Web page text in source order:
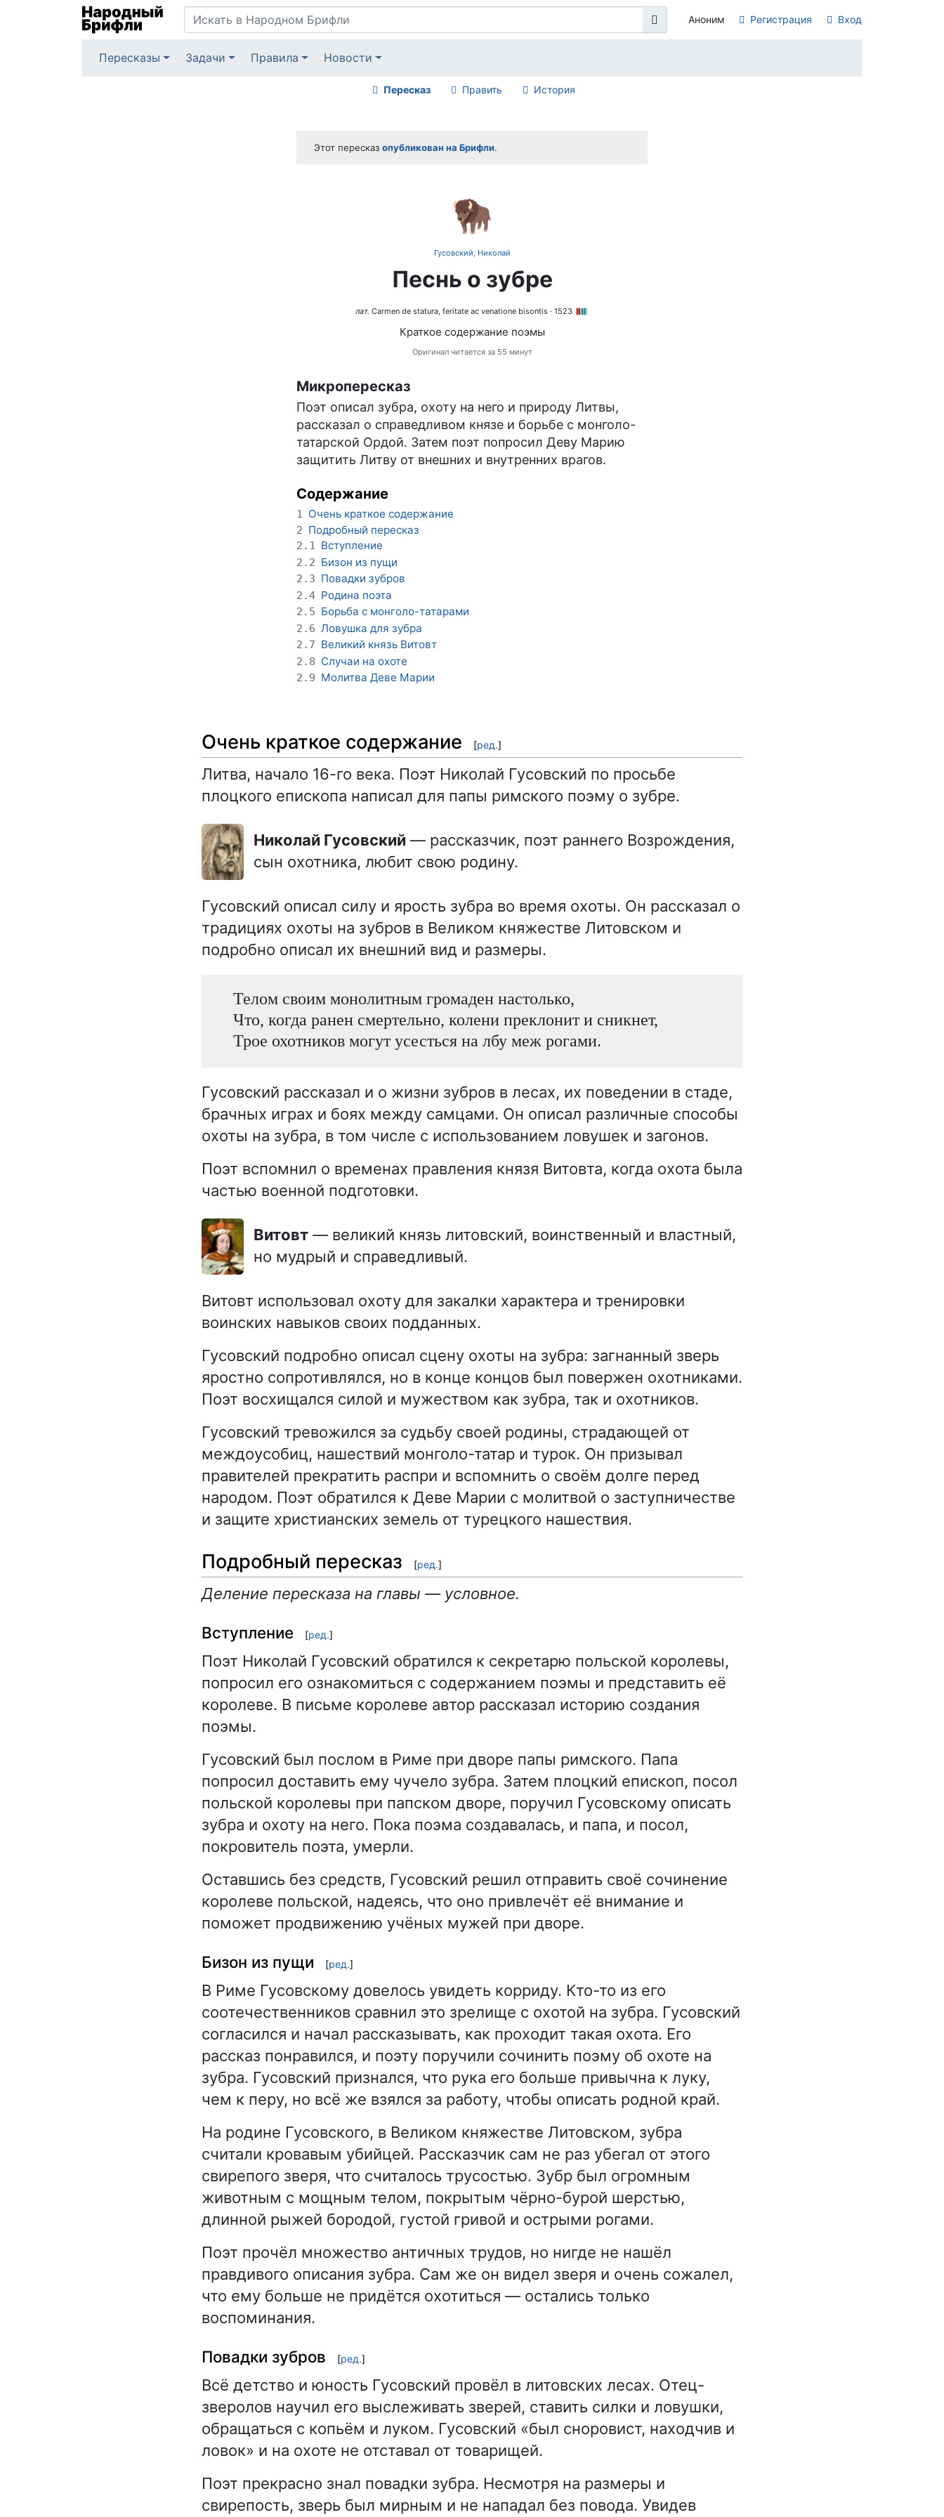
Аноним Регистрация Вход
Пересказы Задачи Правила Новости
Пересказ Править История
Этот пересказ опубликован на Брифли.
🦬
Гусовский, Николай
Песнь о зубре
лат. Carmen de statura, feritate ac venatione bisontis · 1523
Краткое содержание поэмы
Оригинал читается за 55 минут
Микропересказ
Поэт описал зубра, охоту на него и природу Литвы,
рассказал о справедливом князе и борьбе с монголо-
татарской Ордой. Затем поэт попросил Деву Марию
защитить Литву от внешних и внутренних врагов.
Содержание
1 Очень краткое содержание
2 Подробный пересказ
2.1 Вступление
2.2 Бизон из пущи
2.3 Повадки зубров
2.4 Родина поэта
2.5 Борьба с монголо-татарами
2.6 Ловушка для зубра
2.7 Великий князь Витовт
2.8 Случаи на охоте
2.9 Молитва Деве Марии
Очень краткое содержание [ред.]
Литва, начало 16-го века. Поэт Николай Гусовский по просьбе
плоцкого епископа написал для папы римского поэму о зубре.
Николай Гусовский — рассказчик, поэт раннего Возрождения,
сын охотника, любит свою родину.
Гусовский описал силу и ярость зубра во время охоты. Он рассказал о
традициях охоты на зубров в Великом княжестве Литовском и
подробно описал их внешний вид и размеры.
Телом своим монолитным громаден настолько,
Что, когда ранен смертельно, колени преклонит и сникнет,
Трое охотников могут усесться на лбу меж рогами.
Гусовский рассказал и о жизни зубров в лесах, их поведении в стаде,
брачных играх и боях между самцами. Он описал различные способы
охоты на зубра, в том числе с использованием ловушек и загонов.
Поэт вспомнил о временах правления князя Витовта, когда охота была
частью военной подготовки.
Витовт — великий князь литовский, воинственный и властный,
но мудрый и справедливый.
Витовт использовал охоту для закалки характера и тренировки
воинских навыков своих подданных.
Гусовский подробно описал сцену охоты на зубра: загнанный зверь
яростно сопротивлялся, но в конце концов был повержен охотниками.
Поэт восхищался силой и мужеством как зубра, так и охотников.
Гусовский тревожился за судьбу своей родины, страдающей от
междоусобиц, нашествий монголо-татар и турок. Он призывал
правителей прекратить распри и вспомнить о своём долге перед
народом. Поэт обратился к Деве Марии с молитвой о заступничестве
и защите христианских земель от турецкого нашествия.
Подробный пересказ [ред.]
Деление пересказа на главы — условное.
Вступление [ред.]
Поэт Николай Гусовский обратился к секретарю польской королевы,
попросил его ознакомиться с содержанием поэмы и представить её
королеве. В письме королеве автор рассказал историю создания
поэмы.
Гусовский был послом в Риме при дворе папы римского. Папа
попросил доставить ему чучело зубра. Затем плоцкий епископ, посол
польской королевы при папском дворе, поручил Гусовскому описать
зубра и охоту на него. Пока поэма создавалась, и папа, и посол,
покровитель поэта, умерли.
Оставшись без средств, Гусовский решил отправить своё сочинение
королеве польской, надеясь, что оно привлечёт её внимание и
поможет продвижению учёных мужей при дворе.
Бизон из пущи [ред.]
В Риме Гусовскому довелось увидеть корриду. Кто-то из его
соотечественников сравнил это зрелище с охотой на зубра. Гусовский
согласился и начал рассказывать, как проходит такая охота. Его
рассказ понравился, и поэту поручили сочинить поэму об охоте на
зубра. Гусовский признался, что рука его больше привычна к луку,
чем к перу, но всё же взялся за работу, чтобы описать родной край.
На родине Гусовского, в Великом княжестве Литовском, зубра
считали кровавым убийцей. Рассказчик сам не раз убегал от этого
свирепого зверя, что считалось трусостью. Зубр был огромным
животным с мощным телом, покрытым чёрно-бурой шерстью,
длинной рыжей бородой, густой гривой и острыми рогами.
Поэт прочёл множество античных трудов, но нигде не нашёл
правдивого описания зубра. Сам же он видел зверя и очень сожалел,
что ему больше не придётся охотиться — остались только
воспоминания.
Повадки зубров [ред.]
Всё детство и юность Гусовский провёл в литовских лесах. Отец-
зверолов научил его выслеживать зверей, ставить силки и ловушки,
обращаться с копьём и луком. Гусовский «был сноровист, находчив и
ловок» и на охоте не отставал от товарищей.
Поэт прекрасно знал повадки зубра. Несмотря на размеры и
свирепость, зверь был мирным и не нападал без повода. Увидев